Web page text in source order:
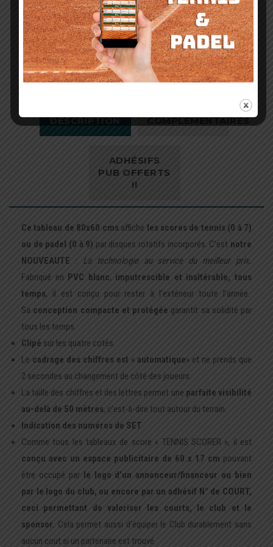
Ajouter au panier
DESCRIPTION
COMPLÉMENTAIRES
ADHÉSIFS
PUB OFFERTS
!!
Ce tableau de 80x60 cms affiche les scores de tennis (0 à 7)
ou de padel (0 à 9) par disques rotatifs incorporés. C’est notre
NOUVEAUTE : La technologie au service du meilleur prix.
Fabriqué en PVC blanc, imputrescible et inaltérable, tous
temps, il est conçu pour rester à l'extérieur toute l’année.
Sa conception compacte et protégée garantit sa solidité par
tous les temps.
Clipé sur les quatre cotés.
Le cadrage des chiffres est « automatique» et ne prends que
2 secondes au changement de côté des joueurs.
La taille des chiffres et des lettres permet une parfaite visibilité
au-delà de 50 mètres, c’est-à-dire tout autour du terrain.
Indication des numéros de SET.
Comme tous les tableaux de score « TENNIS SCORER », il est
conçu avec un espace publicitaire de 60 x 17 cm pouvant
être occupé par le logo d’un annonceur/financeur ou bien
par le logo du club, ou encore par un adhésif N° de COURT,
ceci permettant de valoriser les courts, le club et le
sponsor. Cela permet aussi d’équiper le Club durablement sans
aucun cout si un partenaire est trouvé.